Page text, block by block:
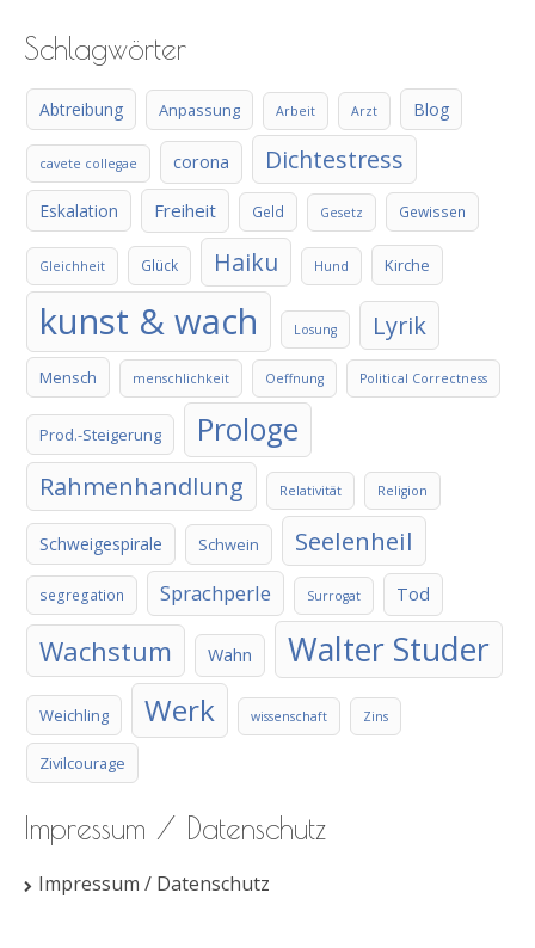
Schlagwörter
Abtreibung Anpassung Arbeit Arzt Blog
cavete collegae corona Dichtestress
Eskalation Freiheit Geld Gesetz Gewissen
Gleichheit Glück Haiku Hund Kirche
kunst & wach Losung Lyrik
Mensch menschlichkeit Oeffnung Political Correctness
Prod.-Steigerung Prologe
Rahmenhandlung Relativität Religion
Schweigespirale Schwein Seelenheil
segregation Sprachperle Surrogat Tod
Wachstum Wahn Walter Studer
Weichling Werk wissenschaft Zins
Zivilcourage
Impressum / Datenschutz
Impressum / Datenschutz